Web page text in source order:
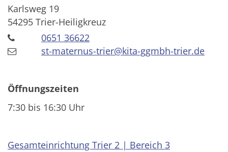
Karlsweg 19
54295 Trier-Heiligkreuz
0651 36622
st-maternus-trier@kita-ggmbh-trier.de
Öffnungszeiten
7:30 bis 16:30 Uhr
Gesamteinrichtung Trier 2 | Bereich 3